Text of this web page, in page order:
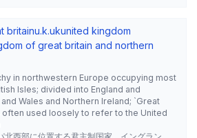
britainu.k.ukunited kingdom
of great britain and northern
in northwestern Europe occupying most
Isles; divided into England and
Wales and Northern Ireland; `Great
often used loosely to refer to the United